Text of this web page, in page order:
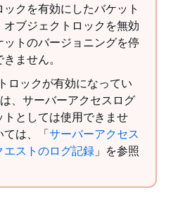
クを有効にしたバケット
オブジェクトロックを無効
ットのバージョニングを停
ません。
ロックが有効になってい
、サーバーアクセスログ
トとしては使用できませ
ては、「サーバーアクセス
エストのログ記録 」を参照